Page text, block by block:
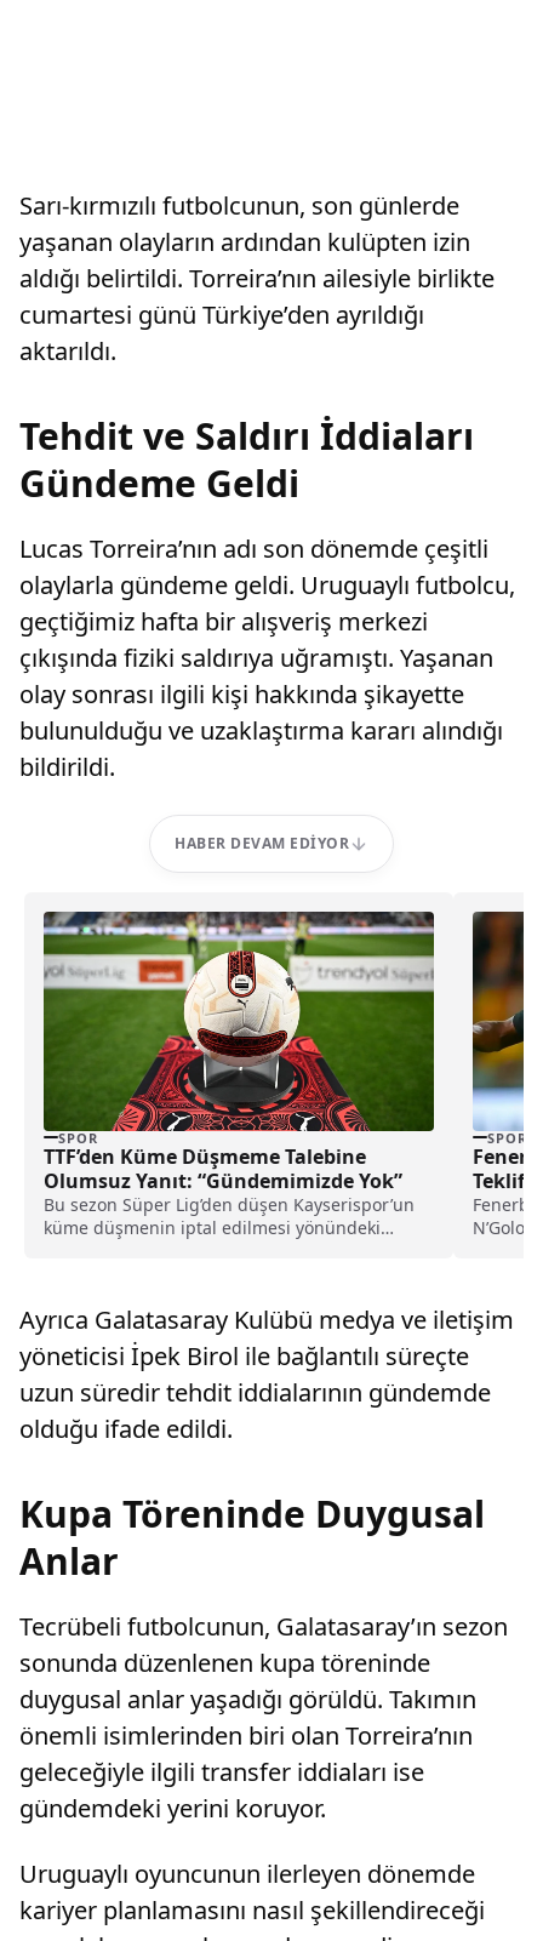
Sarı-kırmızılı futbolcunun, son günlerde
yaşanan olayların ardından kulüpten izin
aldığı belirtildi. Torreira’nın ailesiyle birlikte
cumartesi günü Türkiye’den ayrıldığı
aktarıldı.
Tehdit ve Saldırı İddiaları
Gündeme Geldi
Lucas Torreira’nın adı son dönemde çeşitli
olaylarla gündeme geldi. Uruguaylı futbolcu,
geçtiğimiz hafta bir alışveriş merkezi
çıkışında fiziki saldırıya uğramıştı. Yaşanan
olay sonrası ilgili kişi hakkında şikayette
bulunulduğu ve uzaklaştırma kararı alındığı
bildirildi.
HABER DEVAM EDIYOR
SPOR
TTF’den Küme Düşmeme Talebine
Olumsuz Yanıt: “Gündemimizde Yok”
Bu sezon Süper Lig’den düşen Kayserispor’un
küme düşmenin iptal edilmesi yönündeki
futbolunu temizlemek, küme düşmeyi iptal
etmek bizi geriye götürür” ifadelerini kullandı.
SPOR
Teklif
N’Golo
Ayrıca Galatasaray Kulübü medya ve iletişim
yöneticisi İpek Birol ile bağlantılı süreçte
uzun süredir tehdit iddialarının gündemde
olduğu ifade edildi.
Kupa Töreninde Duygusal
Anlar
Tecrübeli futbolcunun, Galatasaray’ın sezon
sonunda düzenlenen kupa töreninde
duygusal anlar yaşadığı görüldü. Takımın
önemli isimlerinden biri olan Torreira’nın
geleceğiyle ilgili transfer iddiaları ise
gündemdeki yerini koruyor.
Uruguaylı oyuncunun ilerleyen dönemde
kariyer planlamasını nasıl şekillendireceği